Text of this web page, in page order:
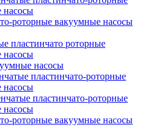
насосы
роторные вакуумные насосы
пластинчато роторные
насосы
насосы
пластинчато-роторные
насосы
пластинчато-роторные
насосы
роторные вакуумные насосы